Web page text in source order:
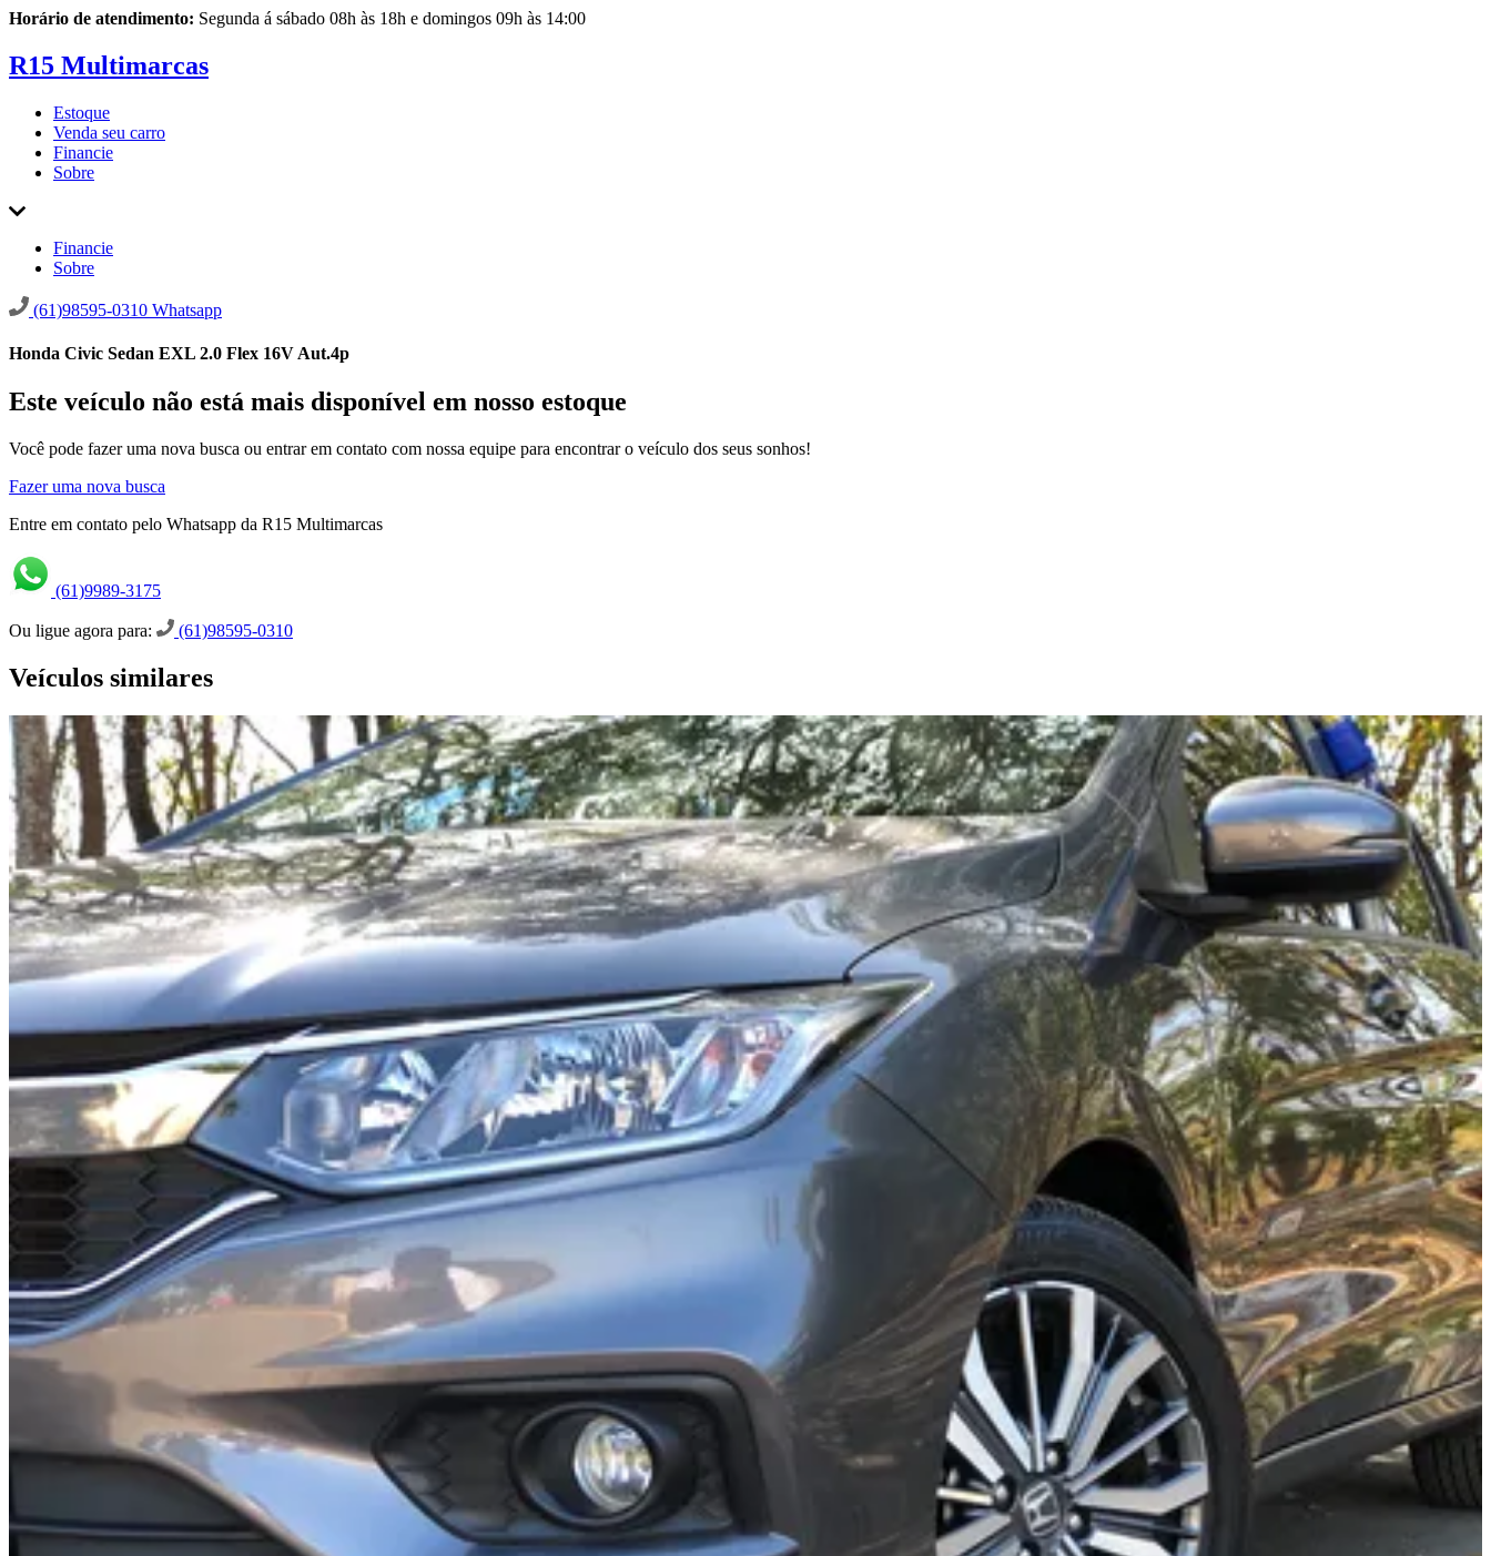
Horário de atendimento: Segunda á sábado 08h às 18h e domingos 09h às 14:00
R15 Multimarcas
Estoque
Venda seu carro
Financie
Sobre
Financie
Sobre
(61)98595-0310 Whatsapp
Honda Civic Sedan EXL 2.0 Flex 16V Aut.4p
Este veículo não está mais disponível em nosso estoque
Você pode fazer uma nova busca ou entrar em contato com nossa equipe para encontrar o veículo dos seus sonhos!
Fazer uma nova busca
Entre em contato pelo Whatsapp da R15 Multimarcas
(61)9989-3175
Ou ligue agora para: (61)98595-0310
Veículos similares